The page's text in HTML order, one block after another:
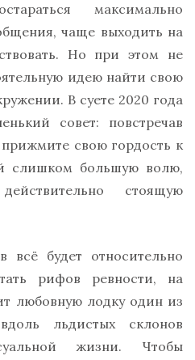
максимально
чаще выходить на
Но при этом не
идею найти свою
В суете 2020 года
совет: повстречав
прижмите свою гордость к
слишком большую волю,
стоящую
всё будет относительно
рифов ревности, на
любовную лодку один из
льдистых склонов
жизни. Чтобы